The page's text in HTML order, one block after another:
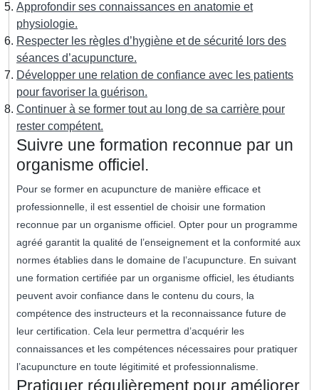
Approfondir ses connaissances en anatomie et
physiologie.
Respecter les règles d’hygiène et de sécurité lors des
séances d’acupuncture.
Développer une relation de confiance avec les patients
pour favoriser la guérison.
Continuer à se former tout au long de sa carrière pour
rester compétent.
Suivre une formation reconnue par un
organisme officiel.
Pour se former en acupuncture de manière efficace et
professionnelle, il est essentiel de choisir une formation
reconnue par un organisme officiel. Opter pour un programme
agréé garantit la qualité de l’enseignement et la conformité aux
normes établies dans le domaine de l’acupuncture. En suivant
une formation certifiée par un organisme officiel, les étudiants
peuvent avoir confiance dans le contenu du cours, la
compétence des instructeurs et la reconnaissance future de
leur certification. Cela leur permettra d’acquérir les
connaissances et les compétences nécessaires pour pratiquer
l’acupuncture en toute légitimité et professionnalisme.
Pratiquer régulièrement pour améliorer